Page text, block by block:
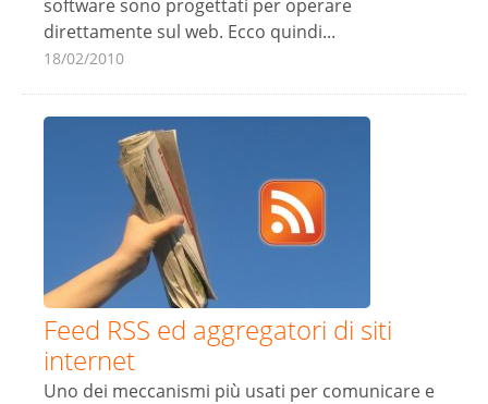
software sono progettati per operare
direttamente sul web. Ecco quindi...
18/02/2010
Feed RSS ed aggregatori di siti
internet
Uno dei meccanismi più usati per comunicare e